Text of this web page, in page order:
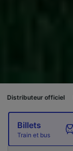
officiel Distributeur
Billets
Train et bus